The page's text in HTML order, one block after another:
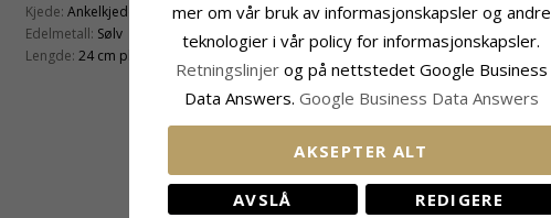
Kjede: Ankelkjede
Edelmetall: Sølv
Lengde: 24 cm pluss 2 cm
Høyde:9,8 mm
Bredde:
9,6 mm
KUNDER KJØPER OGSÅ
mer om vår bruk av informasjonskapsler og andre
teknologier i vår policy for informasjonskapsler.
Retningslinjer og på nettstedet Google Business
Data Answers. Google Business Data Answers
AKSEPTER ALT
AVSLÅ REDIGERE